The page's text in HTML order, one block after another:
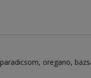
paradicsom oregano